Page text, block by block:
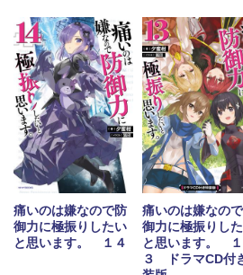
痛いのは嫌なので防
御力に極振りしたい
と思います。 １４
痛いのは嫌なの
御力に極振りし
と思います。 １
３ ドラマCD付